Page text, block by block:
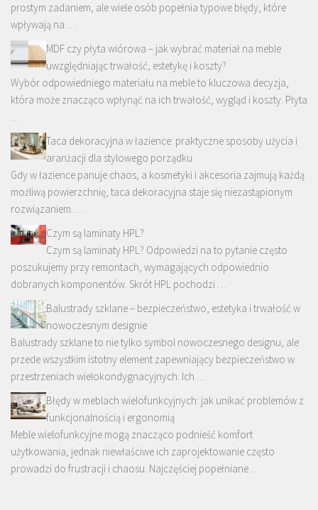
prostym zadaniem, ale wiele osób popełnia typowe błędy, które
wpływają na …
MDF czy płyta wiórowa – jak wybrać materiał na meble
uwzględniając trwałość, estetykę i koszty?
Wybór odpowiedniego materiału na meble to kluczowa decyzja,
która może znacząco wpłynąć na ich trwałość, wygląd i koszty. Płyta
…
Taca dekoracyjna w łazience: praktyczne sposoby użycia i
aranżacji dla stylowego porządku
Gdy w łazience panuje chaos, a kosmetyki i akcesoria zajmują każdą
możliwą powierzchnię, taca dekoracyjna staje się niezastąpionym
rozwiązaniem. …
Czym są laminaty HPL?
Czym są laminaty HPL? Odpowiedzi na to pytanie często
poszukujemy przy remontach, wymagających odpowiednio
dobranych komponentów. Skrót HPL pochodzi …
Balustrady szklane – bezpieczeństwo, estetyka i trwałość w
nowoczesnym designie
Balustrady szklane to nie tylko symbol nowoczesnego designu, ale
przede wszystkim istotny element zapewniający bezpieczeństwo w
przestrzeniach wielokondygnacyjnych. Ich …
Błędy w meblach wielofunkcyjnych: jak unikać problemów z
funkcjonalnością i ergonomią
Meble wielofunkcyjne mogą znacząco podnieść komfort
użytkowania, jednak niewłaściwe ich zaprojektowanie często
prowadzi do frustracji i chaosu. Najczęściej popełniane …